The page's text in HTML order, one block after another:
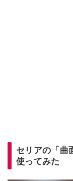
セリアの「曲
使ってみた